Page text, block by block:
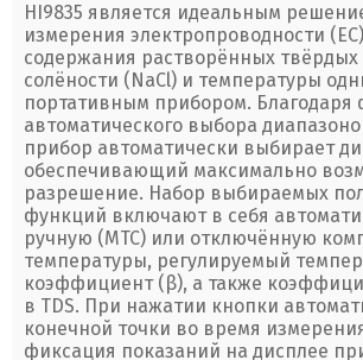
HI9835 является идеальным
измерения электропроводности
содержания растворённых твёрдых
солёности (NaCl) и температуры
портативным прибором. Благодаря
автоматического выбора
прибор автоматически выбирает
обеспечивающий максимально
разрешение. Набор выбираемых
функций включают в себя
ручную (MTC) или отключённую
температуры, регулируемый
коэффициент (β), а также
в TDS. При нажатии кнопки
конечной точки во время
фиксация показаний на дисплее